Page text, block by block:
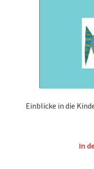
Einblicke in die
In